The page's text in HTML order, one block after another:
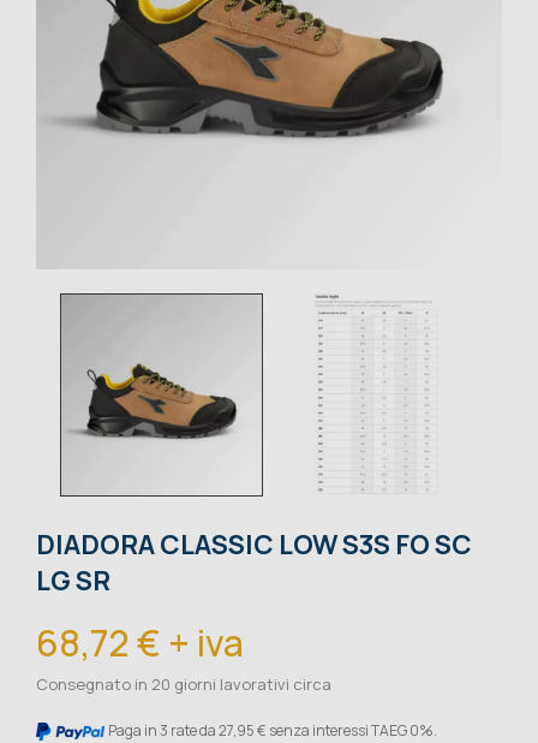
DIADORA CLASSIC LOW S3S FO SC
LG SR
68,72 € + iva
Consegnato in 20 giorni lavorativi circa
Paga in 3 rate da 27,95 € senza interessi TAEG 0%.